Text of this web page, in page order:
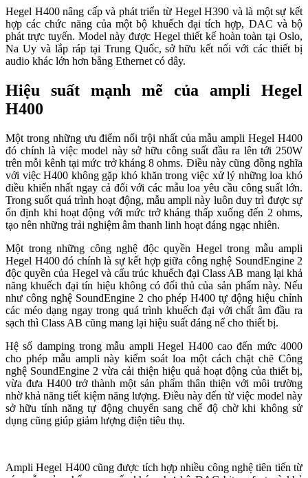
Hegel H400 nâng cấp và phát triển từ Hegel H390 và là một sự kết
hợp các chức năng của một bộ khuếch đại tích hợp, DAC và bộ
phát trực tuyến. Model này được Hegel thiết kế hoàn toàn tại Oslo,
Na Uy và lắp ráp tại Trung Quốc, sở hữu kết nối với các thiết bị
audio khác lớn hơn bằng Ethernet có dây.
Hiệu suất mạnh mẽ của ampli Hegel
H400
Một trong những ưu điểm nổi trội nhất của mẫu ampli Hegel H400
đó chính là việc model này sở hữu công suất đầu ra lên tới 250W
trên mỗi kênh tại mức trở kháng 8 ohms. Điều này cũng đồng nghĩa
với việc H400 không gặp khó khăn trong việc xử lý những loa khó
điều khiển nhất ngay cả đối với các mẫu loa yêu cầu công suất lớn.
Trong suốt quá trình hoạt động, mẫu ampli này luôn duy trì được sự
ổn định khi hoạt động với mức trở kháng thấp xuống đến 2 ohms,
tạo nên những trải nghiệm âm thanh linh hoạt đáng ngạc nhiên.
Một trong những công nghệ độc quyền Hegel trong mẫu ampli
Hegel H400 đó chính là sự kết hợp giữa công nghệ SoundEngine 2
độc quyền của Hegel và cấu trúc khuếch đại Class AB mang lại khả
năng khuếch đại tín hiệu không có đối thủ của sản phẩm này. Nếu
như công nghệ SoundEngine 2 cho phép H400 tự động hiệu chỉnh
các méo dạng ngay trong quá trình khuếch đại với chất âm đầu ra
sạch thì Class AB cũng mang lại hiệu suất đáng nể cho thiết bị.
Hệ số damping trong mẫu ampli Hegel H400 cao đến mức 4000
cho phép mẫu ampli này kiểm soát loa một cách chặt chẽ Công
nghệ SoundEngine 2 vừa cải thiện hiệu quả hoạt động của thiết bị,
vừa đưa H400 trở thành một sản phẩm thân thiện với môi trường
nhờ khả năng tiết kiệm năng lượng. Điều này đến từ việc model này
sở hữu tính năng tự động chuyển sang chế độ chờ khi không sử
dụng cũng giúp giảm lượng điện tiêu thụ.
Ampli Hegel H400 cũng được tích hợp nhiều công nghệ tiên tiến từ